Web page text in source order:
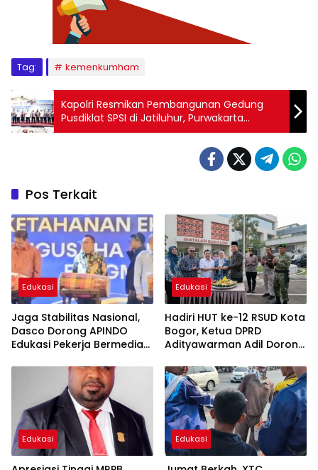
Tag: kemenkumham
Kapolri Resmikan Pembangunan Gedung
Pusdiklat SPSI di Jatiluhur, Purwakarta
dengan Peletakan Batu Pertama
Pos Terkait
Edukasi
Jaga Stabilitas Nasional,
Dasco Dorong APINDO
Edukasi Pekerja Bermedia
Edukasi
Hadiri HUT ke-12 RSUD Kota
Bogor, Ketua DPRD
Adityawarman Adil Dorong
Pelayanan Kesehatan
Edukasi Edukasi